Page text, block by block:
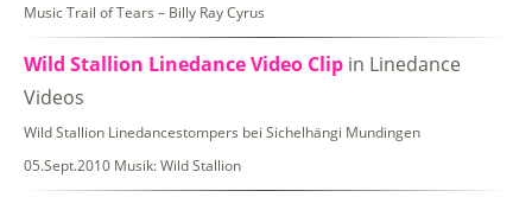
Music Trail of Tears – Billy Ray Cyrus
Wild Stallion Linedance Video Clip in Linedance
Videos
Wild Stallion Linedancestompers bei Sichelhängi Mundingen
05.Sept.2010 Musik: Wild Stallion